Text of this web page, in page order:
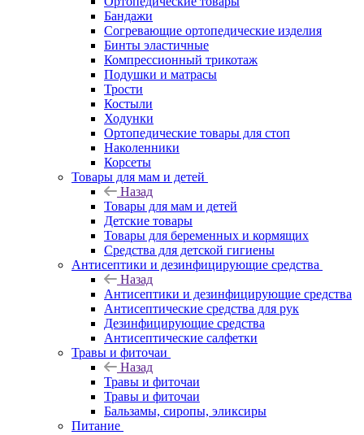
Бандажи
Согревающие ортопедические изделия
Бинты эластичные
Компрессионный трикотаж
Подушки и матрасы
Трости
Костыли
Ходунки
Ортопедические товары для стоп
Наколенники
Корсеты
Товары для мам и детей
Назад
Товары для мам и детей
Детские товары
Товары для беременных и кормящих
Средства для детской гигиены
Антисептики и дезинфицирующие средства
Назад
Антисептики и дезинфицирующие средства
Антисептические средства для рук
Дезинфицирующие средства
Антисептические салфетки
Травы и фиточаи
Назад
Травы и фиточаи
Травы и фиточаи
Бальзамы, сиропы, эликсиры
Питание